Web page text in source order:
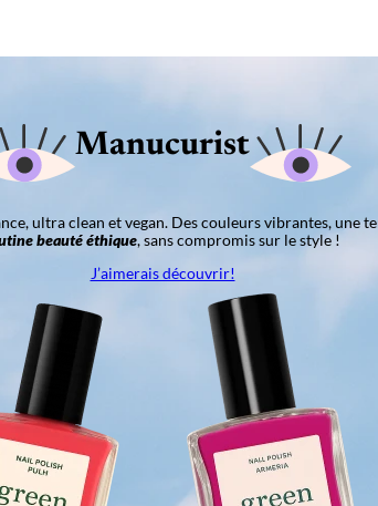
Manucurist
ultra clean et vegan. Des couleurs vibrantes, une
beauté éthique, sans compromis sur le style !
J’aimerais découvrir!